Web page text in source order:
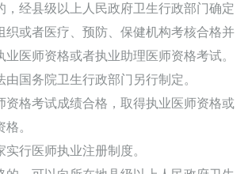
，经县级以上人民政府卫生行政部门确定
织或者医疗、预防、保健机构考核合格并
医师资格或者执业助理医师资格考试。
国务院卫生行政部门另行制定。
格考试成绩合格，取得执业医师资格或
。
行医师执业注册制度。